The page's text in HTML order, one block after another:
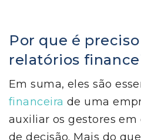
Por que é
relatórios
Em suma, eles são
financeira de uma
auxiliar os gestores
de decisão. Mais do